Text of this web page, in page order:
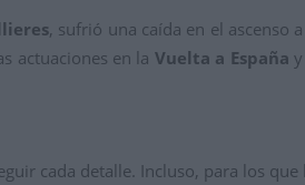
, sufrió una caída en el ascenso
actuaciones en la Vuelta a España
cada detalle. Incluso, para los